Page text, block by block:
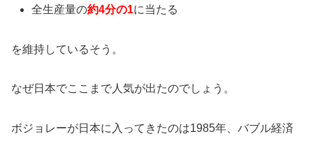
全生産量の約4分の1に当たる
を維持しているそう。
なぜ日本でここまで人気が出たのでしょう。
ボジョレーが日本に入ってきたのは1985年、バブル経済